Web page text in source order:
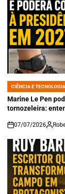
POSTED
IN
CIÊNCIA E TECNOLOGIA
Marine Le Pen
tornozeleira:
on
07/07/2026